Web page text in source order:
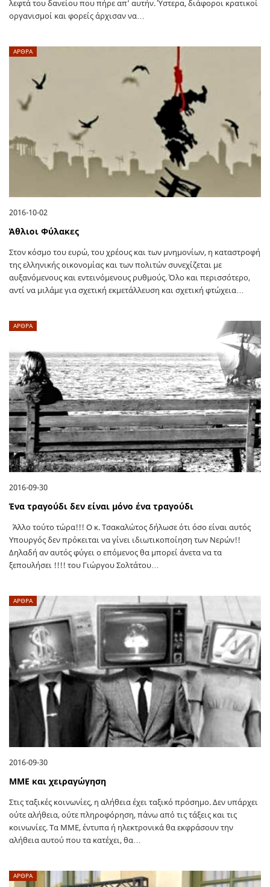
λεφτά του δανείου που πήρε απ’ αυτήν. Ύστερα, διάφοροι κρατικοί
οργανισμοί και φορείς άρχισαν να…
ΑΡΘΡΑ
2016-10-02
Άθλιοι Φύλακες
Στον κόσμο του ευρώ, του χρέους και των μνημονίων, η καταστροφή
της ελληνικής οικονομίας και των πολιτών συνεχίζεται με
αυξανόμενους και εντεινόμενους ρυθμούς. Όλο και περισσότερο,
αντί να μιλάμε για σχετική εκμετάλλευση και σχετική φτώχεια…
ΑΡΘΡΑ
2016-09-30
Ένα τραγούδι δεν είναι μόνο ένα τραγούδι
Άλλο τούτο τώρα!!! Ο κ. Τσακαλώτος δήλωσε ότι όσο είναι αυτός
Υπουργός δεν πρόκειται να γίνει ιδιωτικοποίηση των Νερών!!
Δηλαδή αν αυτός φύγει ο επόμενος θα μπορεί άνετα να τα
ξεπουλήσει !!!! του Γιώργου Σολτάτου…
ΑΡΘΡΑ
2016-09-30
ΜΜΕ και χειραγώγηση
Στις ταξικές κοινωνίες, η αλήθεια έχει ταξικό πρόσημο. Δεν υπάρχει
ούτε αλήθεια, ούτε πληροφόρηση, πάνω από τις τάξεις και τις
κοινωνίες. Τα ΜΜΕ, έντυπα ή ηλεκτρονικά θα εκφράσουν την
αλήθεια αυτού που τα κατέχει, θα…
ΑΡΘΡΑ